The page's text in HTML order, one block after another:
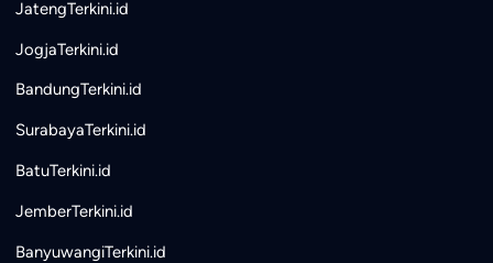
JatengTerkini.id
JogjaTerkini.id
BandungTerkini.id
SurabayaTerkini.id
BatuTerkini.id
JemberTerkini.id
BanyuwangiTerkini.id